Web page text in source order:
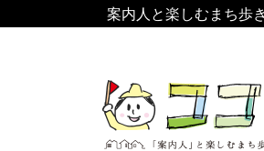
案内人と楽しむまち歩